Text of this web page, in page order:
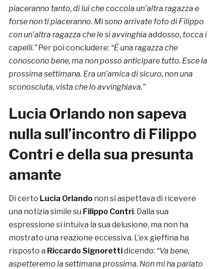
piaceranno tanto, di lui che coccola un’altra ragazza e
forse non ti piaceranno. Mi sono arrivate foto di Filippo
con un’altra ragazza che le si avvinghia addosso, tocca i
capelli.”Per poi concludere: “È una ragazza che
conoscono bene, ma non posso anticipare tutto. Esce la
prossima settimana. Era un’amica di sicuro, non una
sconosciuta, vista che lo avvinghiava.”
Lucia Orlando non sapeva
nulla sull’incontro di Filippo
Contri e della sua presunta
amante
Di certo Lucia Orlando non si aspettava di ricevere
una notizia simile su Filippo Contri. Dalla sua
espressione si intuiva la sua delusione, ma non ha
mostrato una reazione eccessiva. L’ex gieffina ha
risposto a Riccardo Signorettidicendo: “Va bene,
aspetteremo la settimana prossima. Non mi ha parlato